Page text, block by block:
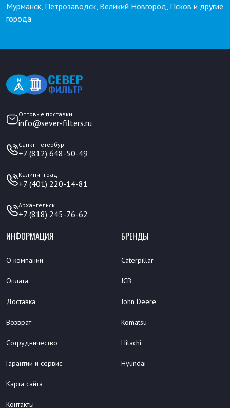
Мурманск, Петрозаводск, Великий Новгород, Псков и другие
города
Оптовые поставки
info@sever-filters.ru
Санкт Петербург
+7 (812) 648-50-49
Калининград
+7 (401) 220-14-81
Архангельск
+7 (818) 245-76-62
ИНФОРМАЦИЯ
О компании
Оплата
Доставка
Возврат
Сотрудничество
Гарантии и сервис
Карта сайта
Контакты
БРЕНДЫ
Caterpillar
JCB
John Deere
Komatsu
Hitachi
Hyundai